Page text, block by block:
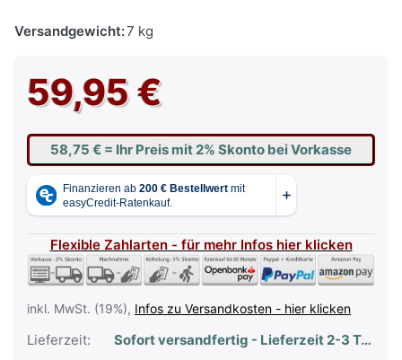
Versandgewicht:7 kg
59,95 €
58,75 € = Ihr Preis mit 2% Skonto bei Vorkasse
Flexible Zahlarten - für mehr Infos hier klicken
inkl. MwSt. (19%), Infos zu Versandkosten - hier klicken
Lieferzeit: Sofort versandfertig - Lieferzeit 2-3 Tage